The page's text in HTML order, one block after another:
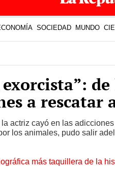
SOCIEDAD MUNDO
a rescatar
actriz cayó en las
los animales, pudo salir
más taquillera de la